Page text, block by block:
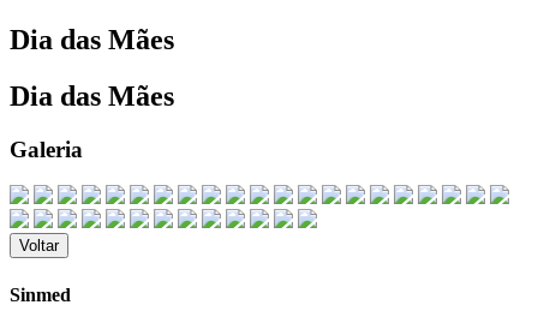
Dia das Mães
Dia das Mães
Galeria
Voltar
Sinmed